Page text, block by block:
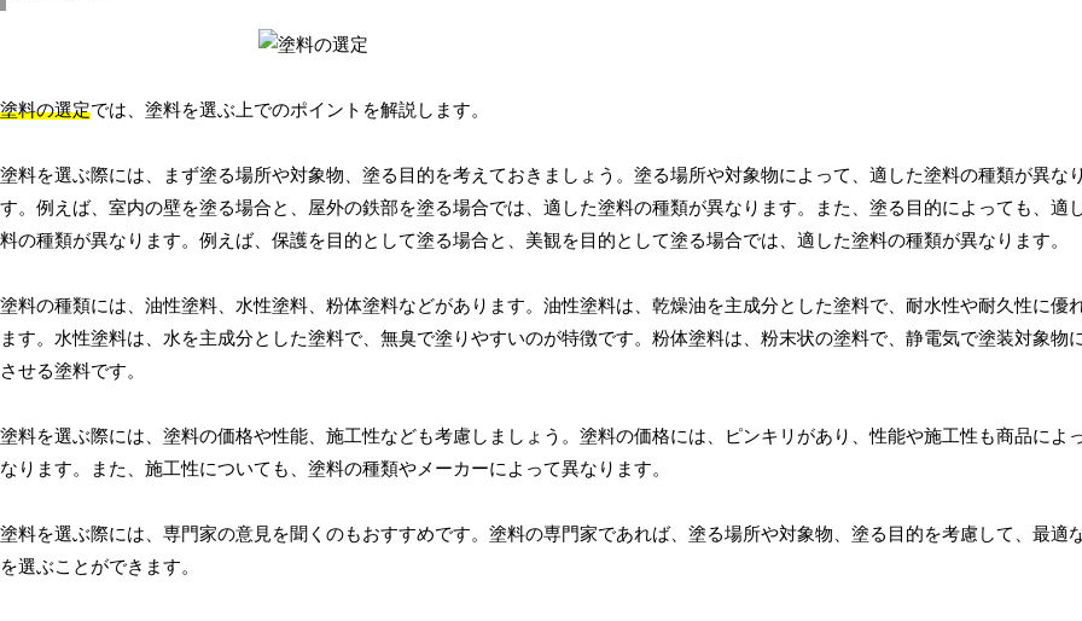
塗料の選定では、塗料を選ぶ上でのポイントを解説します。
塗料を選ぶ際には、まず塗る場所や対象物、塗る目的を考えておきましょう。塗る場所や対象物によって、適した塗料の種類が異な
す。例えば、室内の壁を塗る場合と、屋外の鉄部を塗る場合では、適した塗料の種類が異なります。また、塗る目的によっても、適
料の種類が異なります。例えば、保護を目的として塗る場合と、美観を目的として塗る場合では、適した塗料の種類が異なります。
塗料の種類には、油性塗料、水性塗料、粉体塗料などがあります。油性塗料は、乾燥油を主成分とした塗料で、耐水性や耐久性に優
ます。水性塗料は、水を主成分とした塗料で、無臭で塗りやすいのが特徴です。粉体塗料は、粉末状の塗料で、静電気で塗装対象物
させる塗料です。
塗料を選ぶ際には、塗料の価格や性能、施工性なども考慮しましょう。塗料の価格には、ピンキリがあり、性能や施工性も商品によ
なります。また、施工性についても、塗料の種類やメーカーによって異なります。
塗料を選ぶ際には、専門家の意見を聞くのもおすすめです。塗料の専門家であれば、塗る場所や対象物、塗る目的を考慮して、最適
を選ぶことができます。